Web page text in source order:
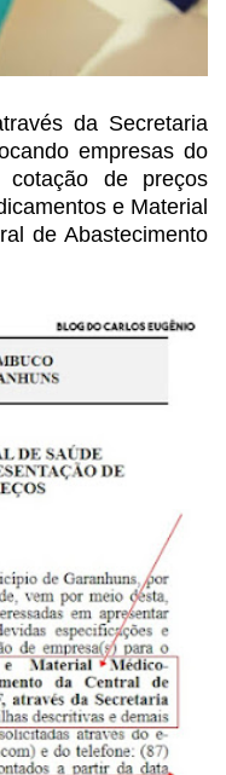
da Secretaria
empresas do
de preços
e Material
de Abastecimento